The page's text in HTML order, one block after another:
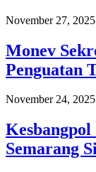
November 27, 2025
Monev
Penguatan
November 24, 2025
Semarang